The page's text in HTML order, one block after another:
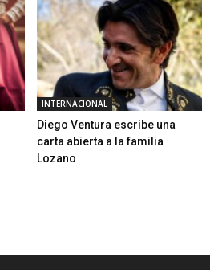
INTERNACIONAL
Diego Ventura escribe una
carta abierta a la familia
Lozano